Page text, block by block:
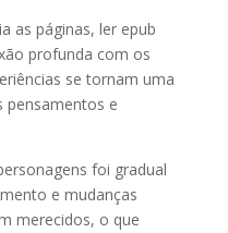
as páginas, ler epub
profunda com os
se tornam uma
pensamentos e
foi gradual
e mudanças
merecidos, o que